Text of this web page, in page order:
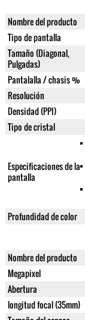
Nombre del producto
Tipo de pantalla
Tamaño (Diagonal,
Pulgadas)
Pantalalla / chasis %
Resolución
Densidad (PPI)
Tipo de cristal
Especificaciones de la
pantalla
Profundidad de color
Nombre del producto
Megapixel
Abertura
longitud focal (35mm)